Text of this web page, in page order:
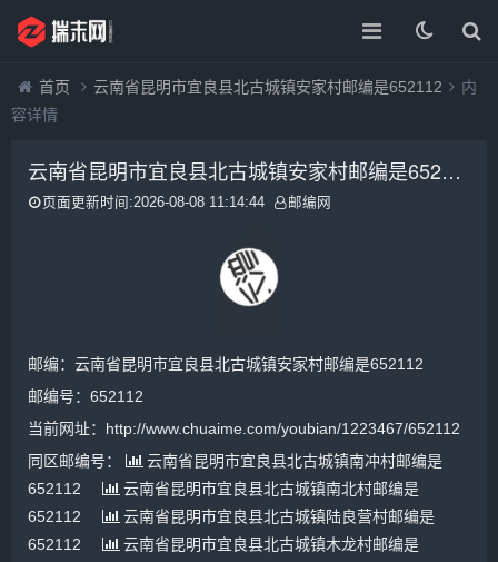
首页 云南省昆明市宜良县北古城镇安家村邮编是652112
内
容详情
云南省昆明市宜良县北古城镇安家村邮编是652112
页面更新时间:2026-08-08 11:14:44 邮编网
邮编：云南省昆明市宜良县北古城镇安家村邮编是652112
邮编号：652112
当前网址：http://www.chuaime.com/youbian/1223467/652112
同区邮编号：
云南省昆明市宜良县北古城镇南冲村邮编是
652112
云南省昆明市宜良县北古城镇南北村邮编是
652112
云南省昆明市宜良县北古城镇陆良营村邮编是
652112
云南省昆明市宜良县北古城镇木龙村邮编是